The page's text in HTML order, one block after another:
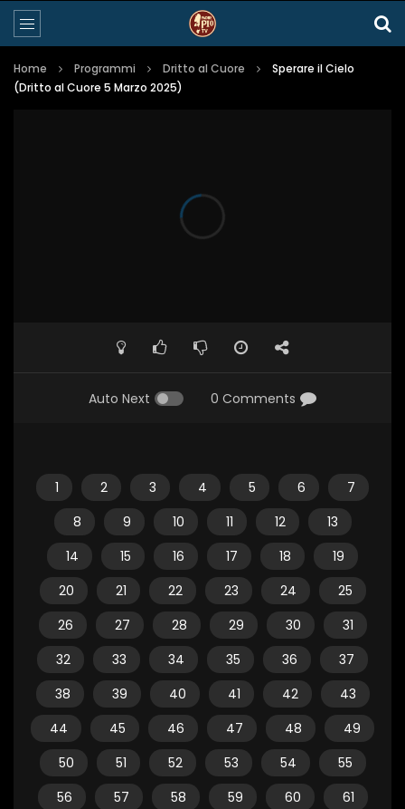
Home Programmi Dritto al Cuore
Sperare il Cielo
(Dritto al Cuore 5 Marzo 2025)
Auto Next 0 Comments
1 2 3 4 5 6
7
8
9 10 11 12
13
14
15 16 17 18
19
20
21 22 23 24
25
26
27 28 29 30
31
32
33 34 35 36
37
38
39 40 41 42
43
44
45 46 47 48
49
50
51 52 53 54
55
56
57 58 59 60
61